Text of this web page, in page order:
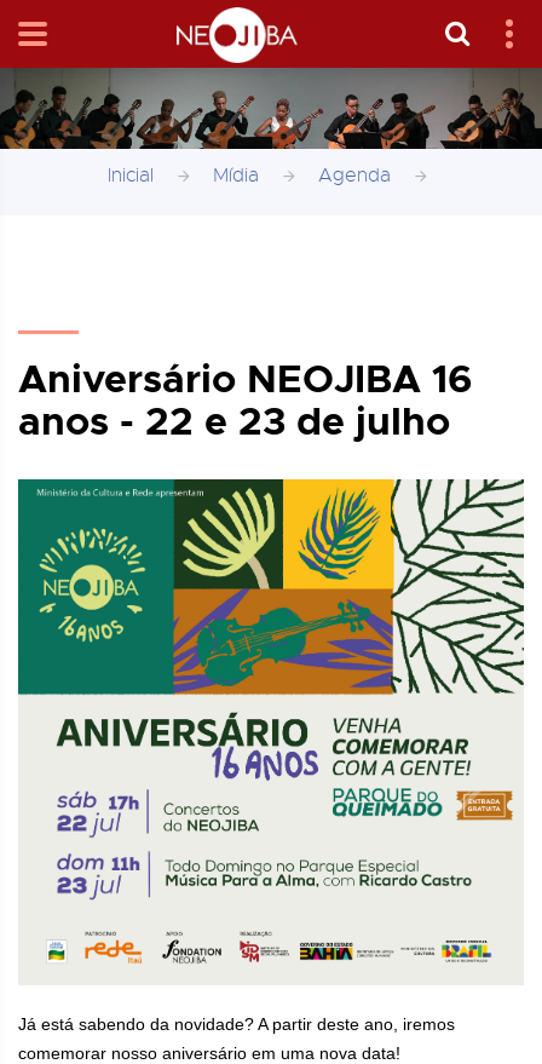
Inicial Mídia Agenda
Aniversário NEOJIBA 16
anos - 22 e 23 de julho
Já está sabendo da novidade? A partir deste ano, iremos
comemorar nosso aniversário em uma nova data!